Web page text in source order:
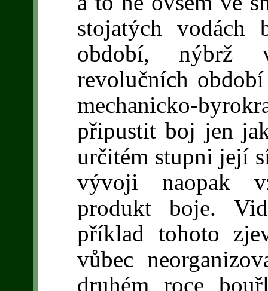
stojatých vodách
období, nýbrž
revolučních
mechanicko-
připustit boj jen
určitém stupni její
vývoji naopak
produkt boje.
příklad tohoto
vůbec
druhém roce